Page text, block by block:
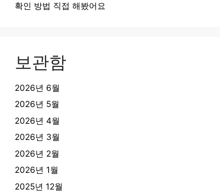
확인 방법 직접 해봤어요
보관함
2026년 6월
2026년 5월
2026년 4월
2026년 3월
2026년 2월
2026년 1월
2025년 12월